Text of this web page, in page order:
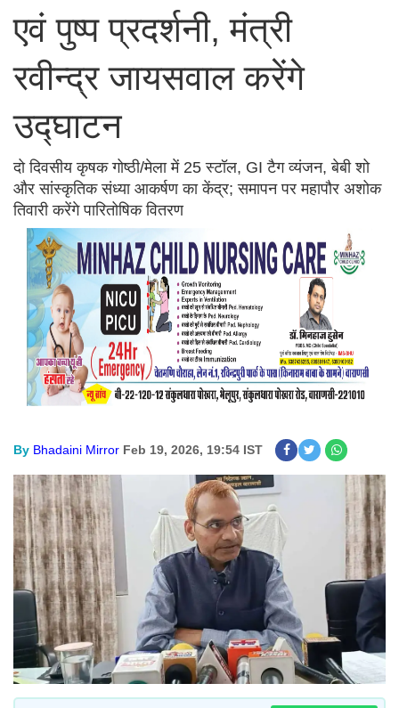
एवं पुष्प प्रदर्शनी, मंत्री
रवीन्द्र जायसवाल करेंगे
उद्घाटन
दो दिवसीय कृषक गोष्ठी/मेला में 25 स्टॉल, GI टैग व्यंजन, बेबी शो
और सांस्कृतिक संध्या आकर्षण का केंद्र; समापन पर महापौर अशोक
तिवारी करेंगे पारितोषिक वितरण
By Bhadaini Mirror Feb 19, 2026, 19:54 IST